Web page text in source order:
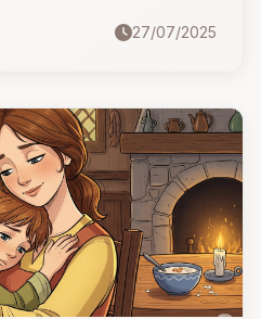
27/07/2025